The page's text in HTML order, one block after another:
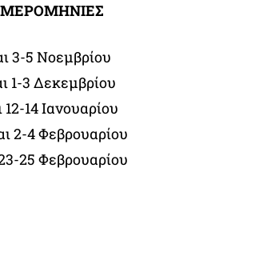
3-5 Νοεμβρίου
1-3 Δεκεμβρίου
14 Ιανουαρίου
2-4 Φεβρουαρίου
25 Φεβρουαρίου